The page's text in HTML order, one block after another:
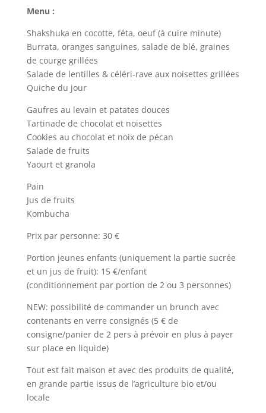
Menu :
Shakshuka en cocotte, féta, oeuf (à cuire minute)
Burrata, oranges sanguines, salade de blé, graines
de courge grillées
Salade de lentilles & céléri-rave aux noisettes grillées
Quiche du jour
Gaufres au levain et patates douces
Tartinade de chocolat et noisettes
Cookies au chocolat et noix de pécan
Salade de fruits
Yaourt et granola
Pain
Jus de fruits
Kombucha
Prix par personne: 30 €
Portion jeunes enfants (uniquement la partie sucrée
et un jus de fruit): 15 €/enfant
(conditionnement par portion de 2 ou 3 personnes)
NEW: possibilité de commander un brunch avec
contenants en verre consignés (5 € de
consigne/panier de 2 pers à prévoir en plus à payer
sur place en liquide)
Tout est fait maison et avec des produits de qualité,
en grande partie issus de l’agriculture bio et/ou
locale